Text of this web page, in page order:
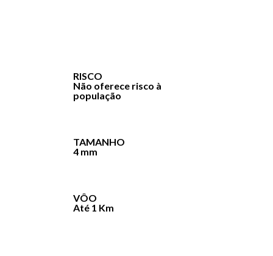
RISCO
Não oferece risco à
população
TAMANHO
4 mm
VÔO
Até 1 Km